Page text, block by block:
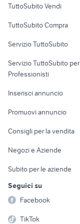
Informatica
Console e
Fotografia
Telefonia
TuttoSubito Vendi
TuttoSubito Compra
Servizio TuttoSubito
Servizio TuttoSubito per
Professionisti
Inserisci annuncio
Promuovi annuncio
Consigli per la vendita
Negozi e Aziende
Subito per le aziende
Seguici su
Facebook
TikTok